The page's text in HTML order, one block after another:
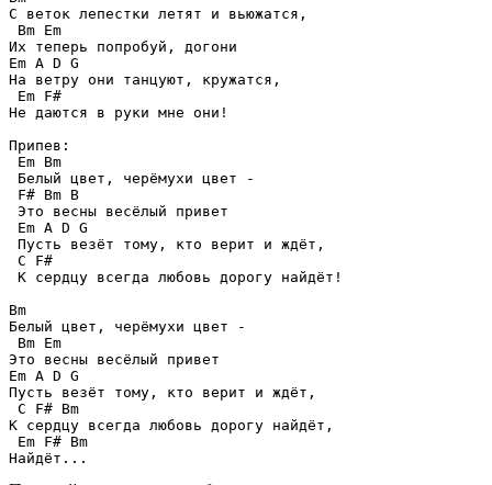
С веток лепестки летят и вьюжатся,
Bm Em
Их теперь попробуй, догони
Em A D G
На ветру они танцуют, кружатся,
Em F#
Не даются в руки мне они!
Припев:
Em Bm
Белый цвет, черёмухи цвет -
F# Bm B
Это весны весёлый привет
Em A D G
Пусть везёт тому, кто верит и ждёт,
C F#
К сердцу всегда любовь дорогу найдёт!
Bm
Белый цвет, черёмухи цвет -
Bm Em
Это весны весёлый привет
Em A D G
Пусть везёт тому, кто верит и ждёт,
C F# Bm
К сердцу всегда любовь дорогу найдёт,
Em F# Bm
Найдёт...